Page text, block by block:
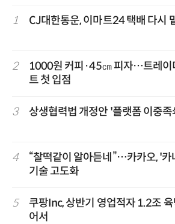
1 CJ대한통운, 이마트24 택배 다시
2
1000원 커피·45㎝ 피자…트레이
트 첫 입점
3 상생협력법 개정안 '플랫폼 이중
4
“찰떡같이 알아듣네”…카카오, '
기술 고도화
5
쿠팡Inc, 상반기 영업적자 1.2조
어서